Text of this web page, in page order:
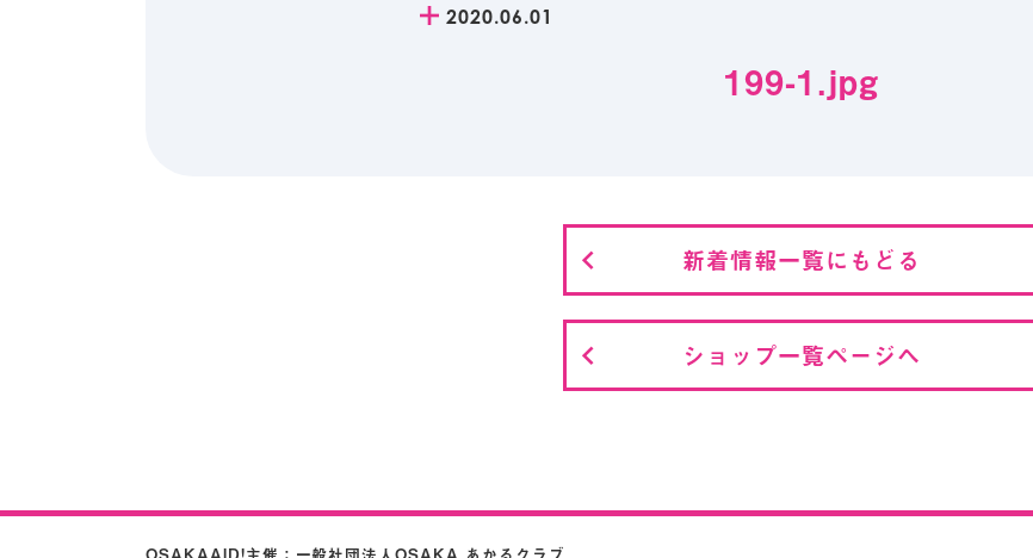
2020.06.01
199-1.jpg
新着情報一覧にもどる
ショップ一覧ページへ